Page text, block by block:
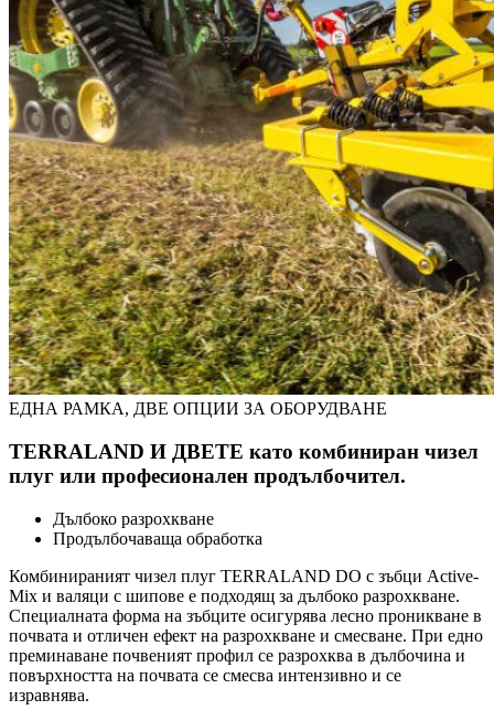
ЕДНА РАМКА, ДВЕ ОПЦИИ ЗА ОБОРУДВАНЕ
TERRALAND И ДВЕТЕ като комбиниран чизел
плуг или професионален продълбочител.
Дълбоко разрохкване
Продълбочаваща обработка
Комбинираният чизел плуг TERRALAND DO с зъбци Active-
Mix и валяци с шипове е подходящ за дълбоко разрохкване.
Специалната форма на зъбците осигурява лесно проникване в
почвата и отличен ефект на разрохкване и смесване. При едно
преминаване почвеният профил се разрохква в дълбочина и
повърхността на почвата се смесва интензивно и се
изравнява.